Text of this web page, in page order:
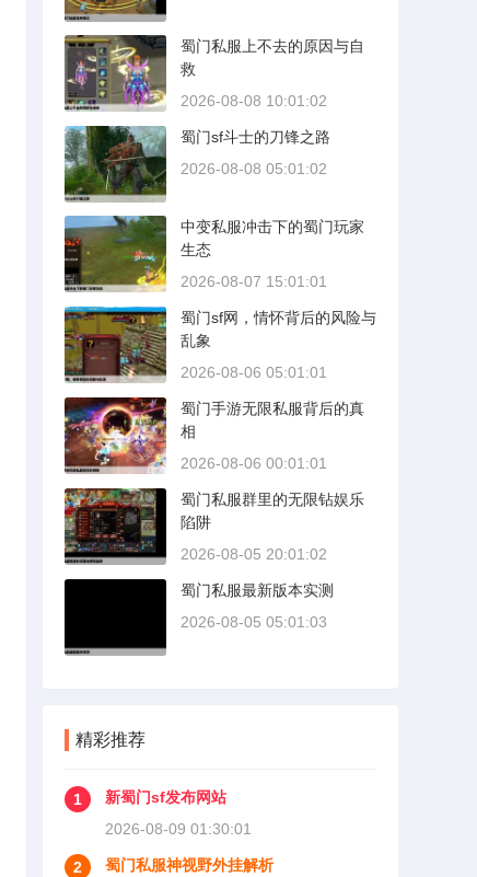
蜀门私服上不去的原因与自
救
2026-08-08 10:01:02
蜀门sf斗士的刀锋之路
2026-08-08 05:01:02
中变私服冲击下的蜀门玩家
生态
2026-08-07 15:01:01
蜀门sf网，情怀背后的风险与
乱象
2026-08-06 05:01:01
蜀门手游无限私服背后的真
相
2026-08-06 00:01:01
蜀门私服群里的无限钻娱乐
陷阱
2026-08-05 20:01:02
蜀门私服最新版本实测
2026-08-05 05:01:03
精彩推荐
1
新蜀门sf发布网站
2026-08-09 01:30:01
2
蜀门私服神视野外挂解析